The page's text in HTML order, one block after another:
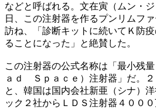
などと呼ばれる。文在寅（ムン・
日、この注射器を作るプンリムフ
訪ね、「診断キットに続いてＫ防
ることになった」と絶賛した。
この注射器の公式名称は「最小残
ａｄ Ｓｐａｃｅ）注射器」だ。
と、韓国は国内会社新亜（シナ）
ック２社からＬＤＳ注射器４００